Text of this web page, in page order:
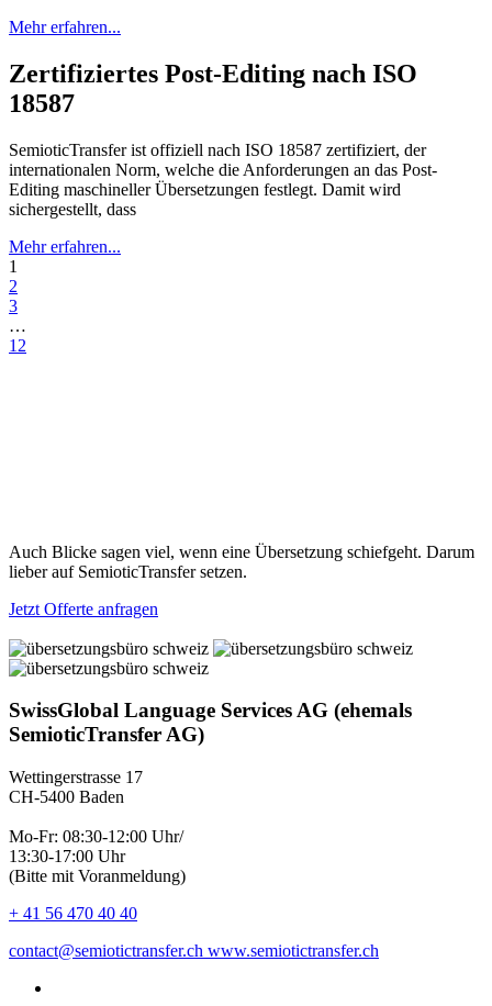
Mehr erfahren...
Zertifiziertes Post-Editing nach ISO
18587
SemioticTransfer ist offiziell nach ISO 18587 zertifiziert, der
internationalen Norm, welche die Anforderungen an das Post-
Editing maschineller Übersetzungen festlegt. Damit wird
sichergestellt, dass
Mehr erfahren...
1
2
3
…
12
Auch Blicke sagen viel, wenn eine Übersetzung schiefgeht. Darum
lieber auf SemioticTransfer setzen.
Jetzt Offerte anfragen
SwissGlobal Language Services AG (ehemals
SemioticTransfer AG)
Wettingerstrasse 17
CH-5400 Baden
Mo-Fr: 08:30-12:00 Uhr/
13:30-17:00 Uhr
(Bitte mit Voranmeldung)
+ 41 56 470 40 40
contact@semiotictransfer.ch www.semiotictransfer.ch